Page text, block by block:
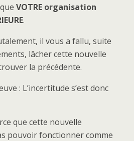
VOTRE organisation
.
il vous a fallu, suite
lâcher cette nouvelle
la précédente.
: L’incertitude s’est donc
que cette nouvelle
pouvoir fonctionner comme